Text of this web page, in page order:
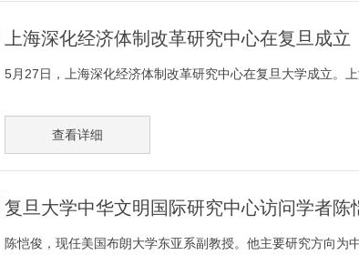
上海深化经济体制改革研究中心在复旦成立
5月27日，上海深化经济体制改革研究中心在复旦大学成立。
查看详细
复旦大学中华文明国际研究中心访问学者陈
陈恺俊，现任美国布朗大学东亚系副教授。他主要研究方向为